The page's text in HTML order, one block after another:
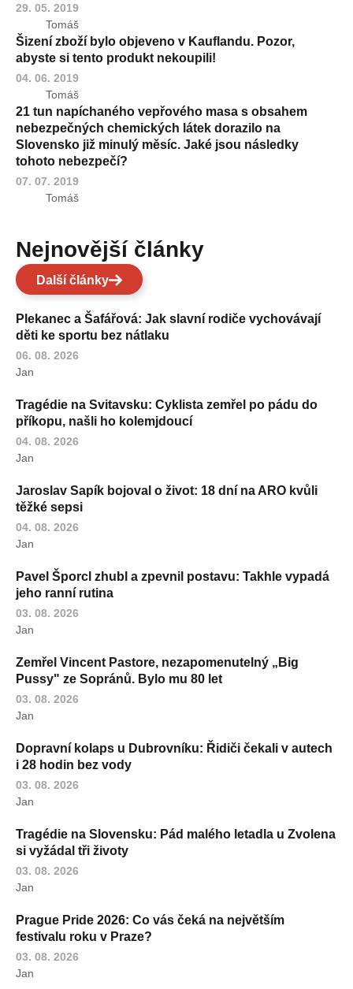
29. 05. 2019
Tomáš
Šizení zboží bylo objeveno v Kauflandu. Pozor,
abyste si tento produkt nekoupili!
04. 06. 2019
Tomáš
21 tun napíchaného vepřového masa s obsahem
nebezpečných chemických látek dorazilo na
Slovensko již minulý měsíc. Jaké jsou následky
tohoto nebezpečí?
07. 07. 2019
Tomáš
Nejnovější články
Další články
Plekanec a Šafářová: Jak slavní rodiče vychovávají
děti ke sportu bez nátlaku
06. 08. 2026
Jan
Tragédie na Svitavsku: Cyklista zemřel po pádu do
příkopu, našli ho kolemjdoucí
04. 08. 2026
Jan
Jaroslav Sapík bojoval o život: 18 dní na ARO kvůli
těžké sepsi
04. 08. 2026
Jan
Pavel Šporcl zhubl a zpevnil postavu: Takhle vypadá
jeho ranní rutina
03. 08. 2026
Jan
Zemřel Vincent Pastore, nezapomenutelný „Big
Pussy" ze Sopránů. Bylo mu 80 let
03. 08. 2026
Jan
Dopravní kolaps u Dubrovníku: Řidiči čekali v autech
i 28 hodin bez vody
03. 08. 2026
Jan
Tragédie na Slovensku: Pád malého letadla u Zvolena
si vyžádal tři životy
03. 08. 2026
Jan
Prague Pride 2026: Co vás čeká na největším
festivalu roku v Praze?
03. 08. 2026
Jan